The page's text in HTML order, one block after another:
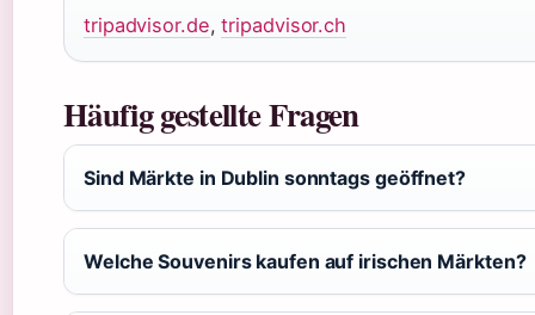
tripadvisor.de,tripadvisor.ch
Häufig gestellte Fragen
Sind Märkte in Dublin sonntags geöffnet?
Welche Souvenirs kaufen auf irischen Märkten?